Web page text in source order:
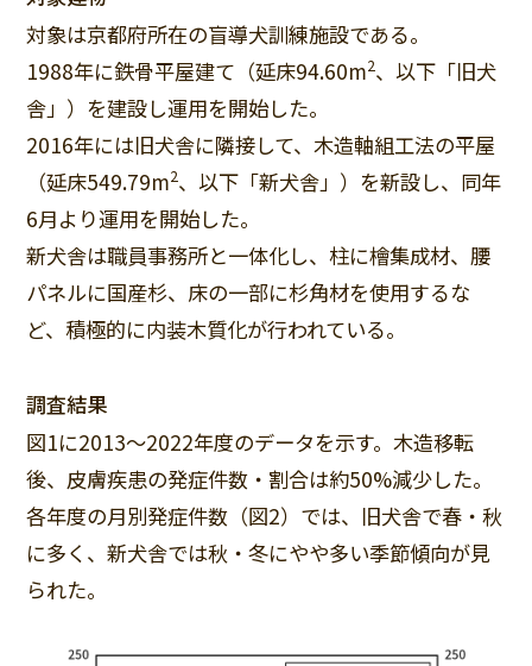
対象は京都府所在の盲導犬訓練施設である。
1988年に鉄骨平屋建て（延床94.60m2、以下「旧犬
舎」）を建設し運用を開始した。
2016年には旧犬舎に隣接して、木造軸組工法の平屋
（延床549.79m2、以下「新犬舎」）を新設し、同年
6月より運用を開始した。
新犬舎は職員事務所と一体化し、柱に檜集成材、腰
パネルに国産杉、床の一部に杉角材を使用するな
ど、積極的に内装木質化が行われている。
調査結果
図1に2013～2022年度のデータを示す。木造移転
後、皮膚疾患の発症件数・割合は約50%減少した。
各年度の月別発症件数（図2）では、旧犬舎で春・秋
に多く、新犬舎では秋・冬にやや多い季節傾向が見
られた。